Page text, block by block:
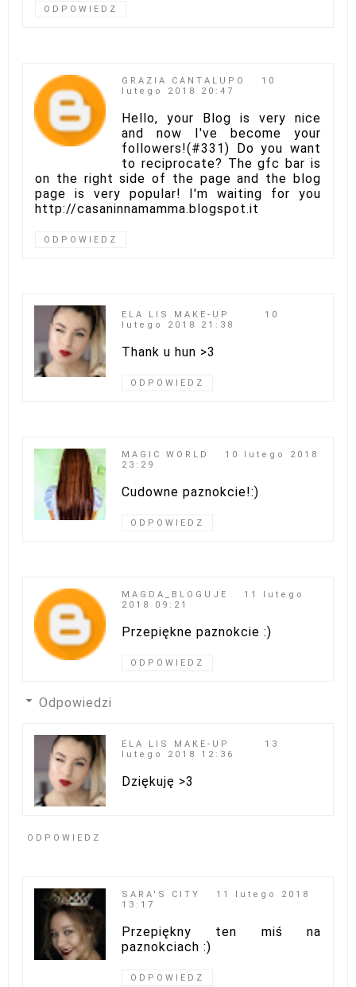
ODPOWIEDZ
GRAZIA CANTALUPO
10
lutego 2018 20:47
Hello, your Blog is very nice
and now I've become your
followers!(#331) Do you want
to reciprocate? The gfc bar is
on the right side of the page and the blog
page is very popular! I'm waiting for you
http://casaninnamamma.blogspot.it
ODPOWIEDZ
ELA LIS MAKE-UP
10
lutego 2018 21:38
Thank u hun >3
ODPOWIEDZ
MAGIC WORLD
10 lutego 2018
23:29
Cudowne paznokcie!:)
ODPOWIEDZ
MAGDA_BLOGUJE
11 lutego
2018 09:21
Przepiękne paznokcie :)
ODPOWIEDZ
Odpowiedzi
ELA LIS MAKE-UP
13
lutego 2018 12:36
Dziękuję >3
ODPOWIEDZ
SARA'S CITY
11 lutego 2018
13:17
Przepiękny ten miś na
paznokciach :)
ODPOWIEDZ